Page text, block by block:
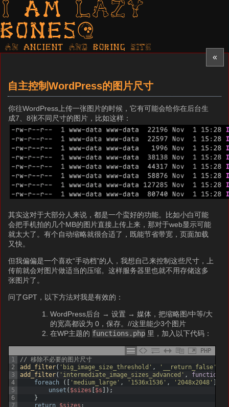
I am LAZY
bones?
AN ancient AND boring SITE
«
自主控制WordPress的图片尺寸
你往WordPress上传一张图片的时候，它有可能会给你在后台生
成7、8张不同尺寸的图片，比如这样：
其实这对于大部分人来说，都是一个蛮好的功能。比如小白可能
会把手机拍的几个MB的图片直接上传上来，那对于web显示可能
就太大了。有个自动缩略就很合适了，既能节省带宽，页面加载
又快。
但我偏偏是一个喜欢“手动档”的人，我想自己来控制这些尺寸，上
传前就会对图片做适当的压缩。这样服务器里也就不用存储这多
张图片了。
问了GPT，以下方法对我是有效的：
WordPress后台 → 设置 → 媒体，把缩略图/中等/大
的宽高都设为 0，保存。//这里能少3个图片
在WP主题的 functions.php 里，加入以下代码：
PHP
1
2
3
4
5
6
7
// 移除不必要的图片尺寸
add_filter( 'big_image_size_threshold' , '__return_false'
add_filter( 'intermediate_image_sizes_advanced' , function
foreach
( 'medium_large' , '1536x1536' , '2048x2048'
unset ( $sizes $s ) ;
}
return
$sizes ;